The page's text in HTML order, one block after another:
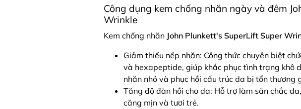
Công dụng kem chống nhăn ngày và đêm
Wrinkle
Kem chống nhăn John Plunkett's SuperLift Super
Giảm thiểu nếp nhăn: Công thức chuyên biệt
và hexapeptide, giúp khắc phục tình trạng khô
nhăn nhỏ và phục hồi cấu trúc da bị tổn thương
Tăng độ đàn hồi cho da: Hỗ trợ làm săn chắc
căng mịn và tươi trẻ.